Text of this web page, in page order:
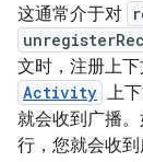
这通常介于对
文时，注册上
Activity 上
就会收到广播
行，您就会收到